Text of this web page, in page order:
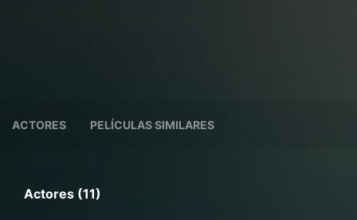
ACTORES PELÍCULAS SIMILARES
Actores (11)